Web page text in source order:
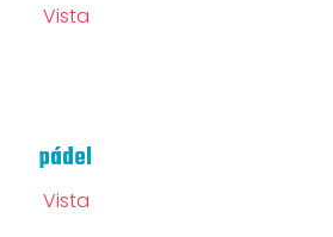
Vista
pádel
Vista